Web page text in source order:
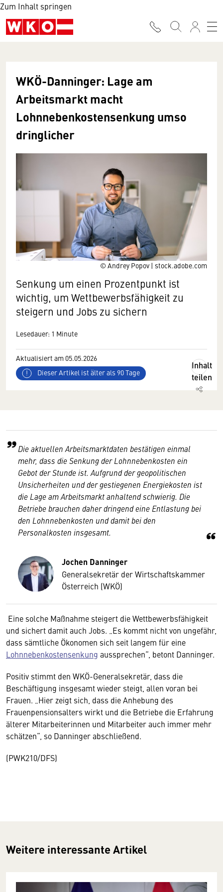
Zum Inhalt springen
© Andrey Popov | stock.adobe.com
WKÖ-Danninger: Lage am
Arbeitsmarkt macht
Lohnnebenkostensenkung umso
dringlicher
Senkung um einen Prozentpunkt ist
wichtig, um Wettbewerbsfähigkeit zu
steigern und Jobs zu sichern
Lesedauer: 1 Minute
Aktualisiert am 05.05.2026
Dieser Artikel ist älter als 90 Tage
Inhalt
teilen
Die aktuellen Arbeitsmarktdaten bestätigen einmal
mehr, dass die Senkung der Lohnnebenkosten ein
Gebot der Stunde ist. Aufgrund der geopolitischen
Unsicherheiten und der gestiegenen Energiekosten ist
die Lage am Arbeitsmarkt anhaltend schwierig. Die
Betriebe brauchen daher dringend eine Entlastung bei
den Lohnnebenkosten und damit bei den
Personalkosten insgesamt.
Jochen Danninger
Generalsekretär der Wirtschaftskammer
Österreich (WKÖ)
Eine solche Maßnahme steigert die Wettbewerbsfähigkeit
und sichert damit auch Jobs. „Es kommt nicht von ungefähr,
dass sämtliche Ökonomen sich seit langem für eine
Lohnnebenkostensenkung aussprechen“, betont Danninger.
Positiv stimmt den WKÖ-Generalsekretär, dass die
Beschäftigung insgesamt wieder steigt, allen voran bei
Frauen. „Hier zeigt sich, dass die Anhebung des
Frauenpensionsalters wirkt und die Betriebe die Erfahrung
älterer Mitarbeiterinnen und Mitarbeiter auch immer mehr
schätzen“, so Danninger abschließend.
(PWK210/DFS)
Weitere interessante Artikel